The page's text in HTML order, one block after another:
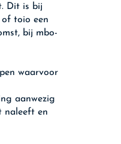
Dit is bij
of toio een
bij mbo-
waarvoor
aanwezig
naleeft en